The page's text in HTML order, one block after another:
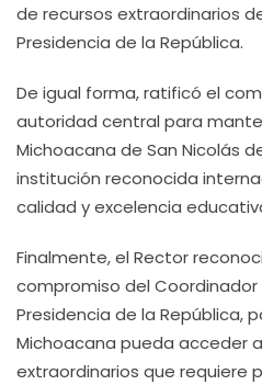
de recursos extraordinarios
Presidencia de la República.
De igual forma, ratificó el
autoridad central para
Michoacana de San Nicolás
institución reconocida
calidad y excelencia
Finalmente, el Rector
compromiso del Coordinador
Presidencia de la República,
Michoacana pueda acceder
extraordinarios que requiere